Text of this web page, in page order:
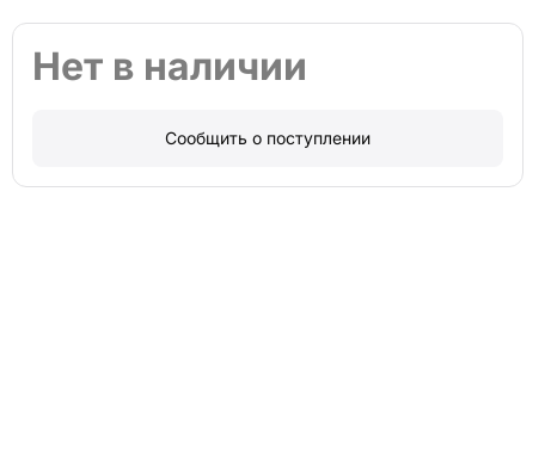
Нет в наличии
Сообщить о поступлении